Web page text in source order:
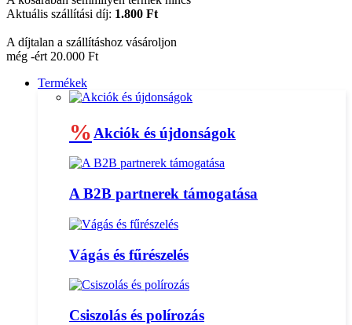
Aktuális szállítási díj: 1.800 Ft
A díjtalan a szállításhoz vásároljon
még -ért 20.000 Ft
Termékek
% Akciók és újdonságok
A B2B partnerek támogatása
Vágás és fűrészelés
Csiszolás és polírozás